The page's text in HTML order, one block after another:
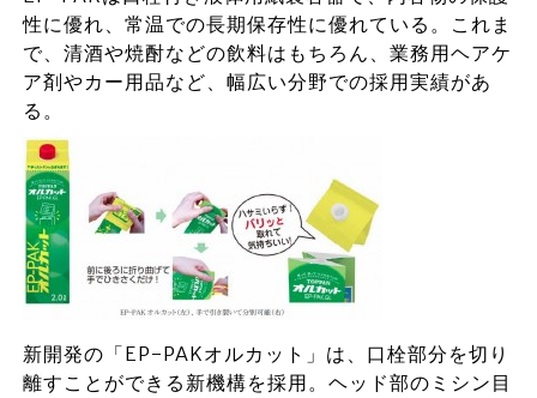
性に優れ、常温での長期保存性に優れている。これま
で、清酒や焼酎などの飲料はもちろん、業務用ヘアケ
ア剤やカー用品など、幅広い分野での採用実績があ
る。
新開発の「EP-PAKオルカット」は、口栓部分を切り
離すことができる新機構を採用。ヘッド部のミシン目